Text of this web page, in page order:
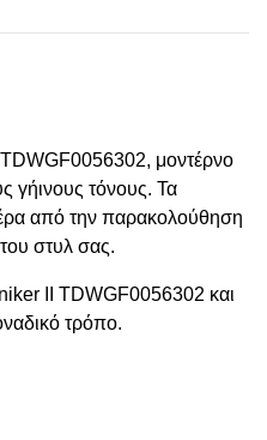
μοντέρνο
γήινους τόνους. Τα
από την παρακολούθηση
στυλ σας.
II TDWGF0056302 και
τρόπο.